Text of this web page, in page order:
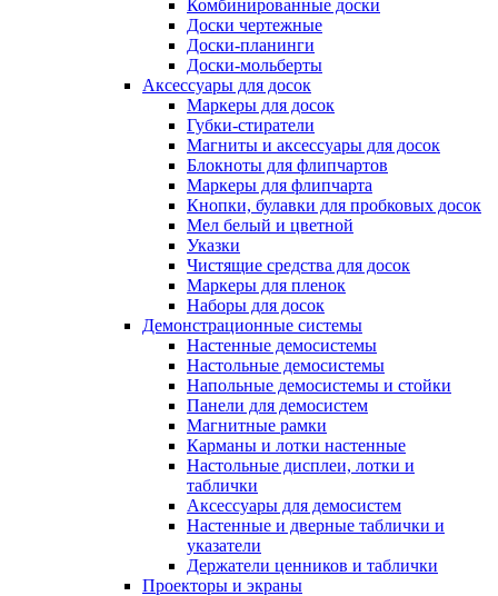
Комбинированные доски
Доски чертежные
Доски-планинги
Доски-мольберты
Аксессуары для досок
Маркеры для досок
Губки-стиратели
Магниты и аксессуары для досок
Блокноты для флипчартов
Маркеры для флипчарта
Кнопки, булавки для пробковых досок
Мел белый и цветной
Указки
Чистящие средства для досок
Маркеры для пленок
Наборы для досок
Демонстрационные системы
Настенные демосистемы
Настольные демосистемы
Напольные демосистемы и стойки
Панели для демосистем
Магнитные рамки
Карманы и лотки настенные
Настольные дисплеи, лотки и
таблички
Аксессуары для демосистем
Настенные и дверные таблички и
указатели
Держатели ценников и таблички
Проекторы и экраны